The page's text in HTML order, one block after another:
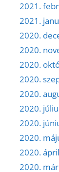
2021.
2021.
2020.
2020.
2020.
2020.
2020.
2020.
2020.
2020.
2020.
2020.